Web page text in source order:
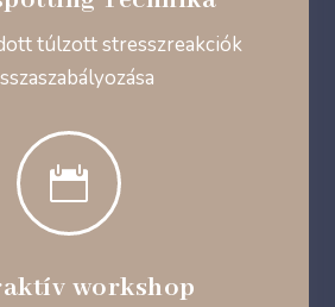
túlzott stresszreakciók

workshop